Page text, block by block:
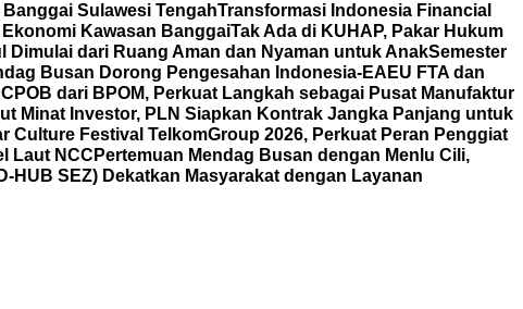
Sulawesi TengahTransformasi Indonesia Financial
Kawasan BanggaiTak Ada di KUHAP, Pakar Hukum
Dimulai dari Ruang Aman dan Nyaman untuk AnakSemester
Busan Dorong Pengesahan Indonesia-EAEU FTA dan
dari BPOM, Perkuat Langkah sebagai Pusat Manufaktur
Minat Investor, PLN Siapkan Kontrak Jangka Panjang untuk
Culture Festival TelkomGroup 2026, Perkuat Peran Penggiat
Laut NCC Pertemuan Mendag Busan dengan Menlu Cili,
HUB SEZ) Dekatkan Masyarakat dengan Layanan